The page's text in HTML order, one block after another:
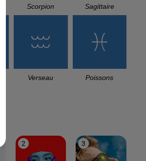
Scorpion Sagittaire
Verseau Poissons
2 3